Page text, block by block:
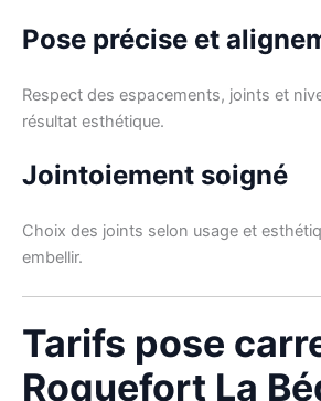
Pose précise et
Respect des espacements, joints et
résultat esthétique.
Jointoiement soigné
Choix des joints selon usage et
embellir.
Tarifs pose
Roquefort La